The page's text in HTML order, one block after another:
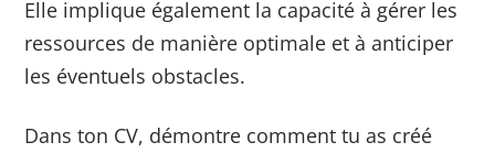
Elle implique également la capacité à gérer les
ressources de manière optimale et à anticiper
les éventuels obstacles.
Dans ton CV, démontre comment tu as créé